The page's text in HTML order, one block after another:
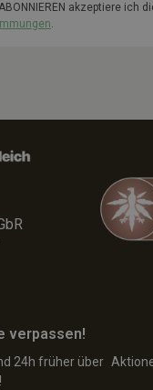
akzeptiere ich
.
verpassen!
24h früher über